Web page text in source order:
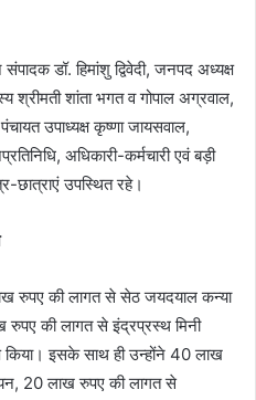
डॉ. हिमांशु द्विवेदी, जनपद अध्यक्ष
श्रीमती शांता भगत व गोपाल अग्रवाल,
उपाध्यक्ष कृष्णा जायसवाल,
अधिकारी-कर्मचारी एवं बड़ी
छात्राएं उपस्थित रहे।
रुपए की लागत से सेठ जयदयाल कन्या
की लागत से इंद्रप्रस्थ मिनी
किया। इसके साथ ही उन्होंने 40 लाख
20 लाख रुपए की लागत से